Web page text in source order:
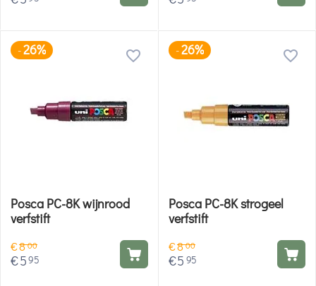
-26%
Posca PC-8K wijnrood
verfstift
€800
€595
-26%
Posca PC-8K strogeel
verfstift
€800
€5 95